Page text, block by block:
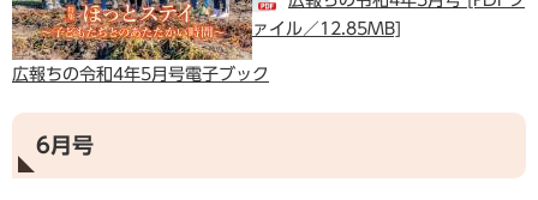
ァイル／12.85MB]
広報ちの令和4年5月号電子ブック
6月号